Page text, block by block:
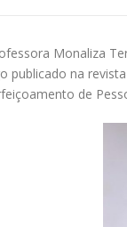
Monaliza
publicado na
de